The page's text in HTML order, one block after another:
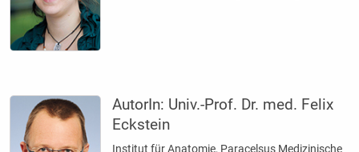
AutorIn: Univ.-Prof. Dr. med. Felix
Eckstein
Institut für Anatomie, Paracelsus Medizinische